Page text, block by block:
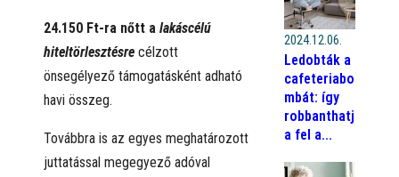
24.150 Ft-ra nőtt alakáscélú
hiteltörlesztésre célzott
önsegélyező támogatásként adható
havi összeg.
Továbbra is az egyes meghatározott
juttatással megegyező adóval
2024.12.06.
Ledobták a
cafeteriabo
mbát: így
robbanthatj
a fel a...